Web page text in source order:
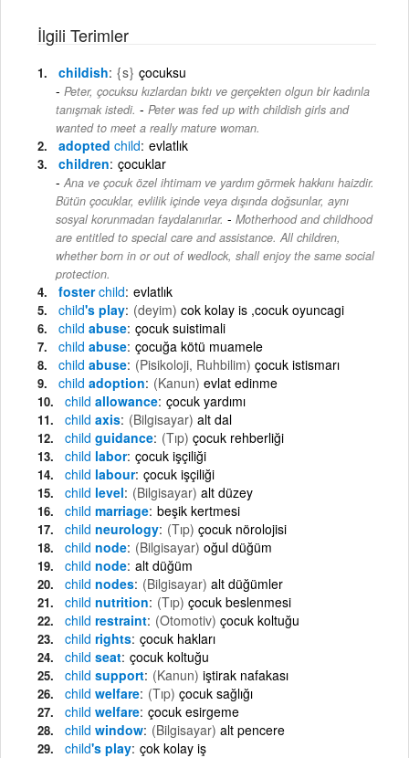
İlgili Terimler
childish {s} çocuksu
Peter, çocuksu kızlardan bıktı ve gerçekten olgun bir kadınla
tanışmak istedi. - Peter was fed up with childish girls and
wanted to meet a really mature woman.
adopted child evlatlık
children çocuklar
Ana ve çocuk özel ihtimam ve yardım görmek hakkını haizdir.
Bütün çocuklar, evlilik içinde veya dışında doğsunlar, aynı
sosyal korunmadan faydalanırlar. - Motherhood and childhood
are entitled to special care and assistance. All children,
whether born in or out of wedlock, shall enjoy the same social
protection.
fosterchild evlatlık
child's play (deyim) cok kolay is ,cocuk oyuncagi
child abuse çocuk suistimali
child abuse çocuğa kötü muamele
child abuse (Pisikoloji, Ruhbilim) çocuk istismarı
child adoption (Kanun) evlat edinme
child allowance çocuk yardımı
child axis (Bilgisayar) alt dal
child guidance (Tıp) çocuk rehberliği
child labor çocuk işçiliği
child labour çocuk işçiliği
child level (Bilgisayar) alt düzey
child marriage beşik kertmesi
child neurology (Tıp) çocuk nörolojisi
child node (Bilgisayar) oğul düğüm
child node alt düğüm
child nodes (Bilgisayar) alt düğümler
child nutrition (Tıp) çocuk beslenmesi
child restraint (Otomotiv) çocuk koltuğu
child rights çocuk hakları
child seat çocuk koltuğu
child support (Kanun) iştirak nafakası
child welfare (Tıp) çocuk sağlığı
child welfare çocuk esirgeme
child window (Bilgisayar) alt pencere
child's play çok kolay iş